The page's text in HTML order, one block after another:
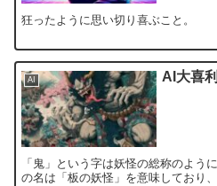
狂ったように思い切り喜ぶこと。
AI AI大喜
「鬼」という字は妖怪の総称のよう
の名は「板の妖怪」を意味しており